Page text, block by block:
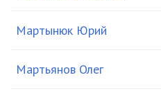
Мартынюк Юрий
Мартьянов Олег